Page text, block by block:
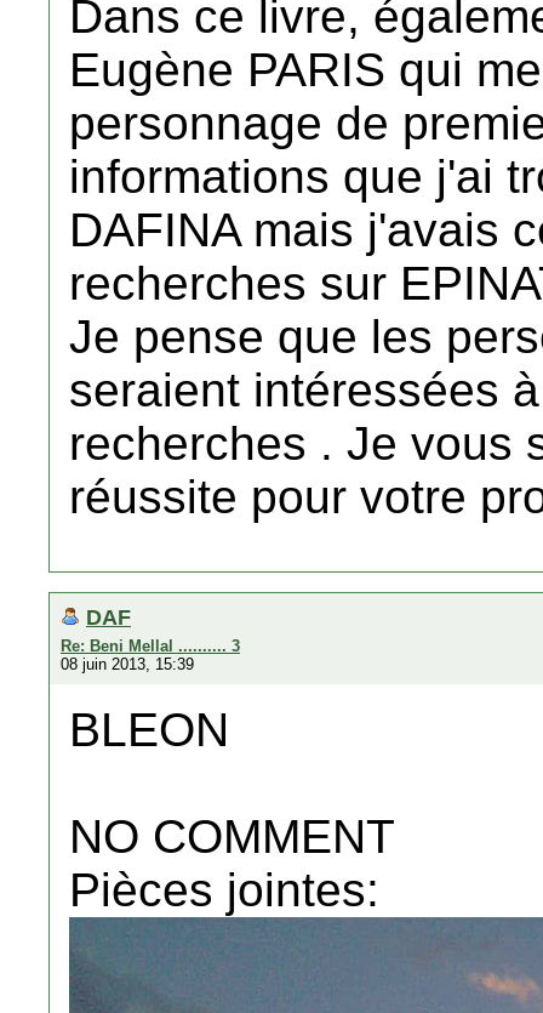
Dans ce livre,
Eugène PARIS qui
personnage de
informations que j'ai
DAFINA mais j'avais
recherches sur
Je pense que les
seraient intéressées
recherches . Je vous
réussite pour votre
DAF
Re: Beni Mellal .......... 3
08 juin 2013, 15:39
BLEON
NO COMMENT
Pièces jointes: